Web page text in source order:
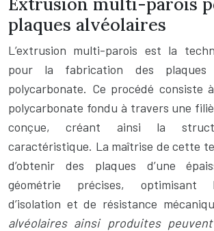
plaques alvéolaires
L’extrusion multi-parois est la
pour la fabrication des plaques
polycarbonate. Ce procédé consiste
polycarbonate fondu à travers une
conçue, créant ainsi la
caractéristique. La maîtrise de cette
d’obtenir des plaques d’une
géométrie précises, optimisant
d’isolation et de résistance
alvéolaires ainsi produites